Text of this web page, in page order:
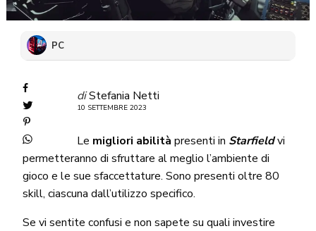
PC
diStefania Netti
10 SETTEMBRE 2023
Le migliori abilità presenti in Starfieldvi
permetteranno di sfruttare al meglio l’ambiente di
gioco e le sue sfaccettature. Sono presenti oltre 80
skill, ciascuna dall’utilizzo specifico.
Se vi sentite confusi e non sapete su quali investire